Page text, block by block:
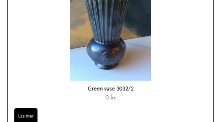
Green vase 3032/2
0 kr
Läs mer